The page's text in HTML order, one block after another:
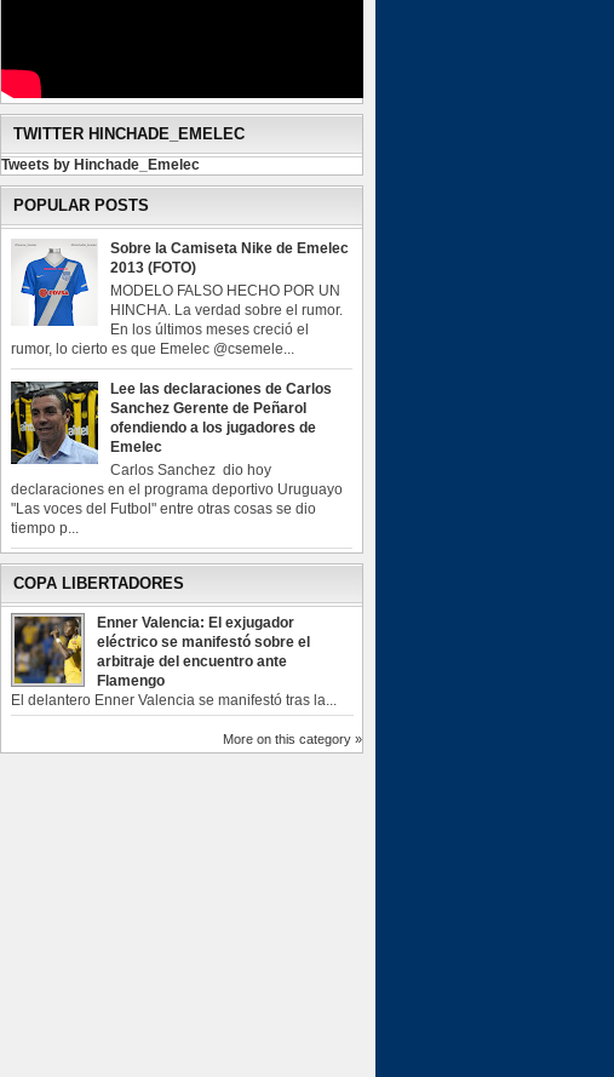
TWITTER HINCHADE_EMELEC
Tweets by Hinchade_Emelec
POPULAR POSTS
Sobre la Camiseta Nike de Emelec
2013 (FOTO)
MODELO FALSO HECHO POR UN
HINCHA. La verdad sobre el rumor.
En los últimos meses creció el
rumor, lo cierto es que Emelec @csemele...
Lee las declaraciones de Carlos
Sanchez Gerente de Peñarol
ofendiendo a los jugadores de
Emelec
Carlos Sanchez dio hoy
declaraciones en el programa deportivo Uruguayo
"Las voces del Futbol" entre otras cosas se dio
tiempo p...
COPA LIBERTADORES
Enner Valencia: El exjugador
eléctrico se manifestó sobre el
arbitraje del encuentro ante
Flamengo
El delantero Enner Valencia se manifestó tras la...
More on this category »